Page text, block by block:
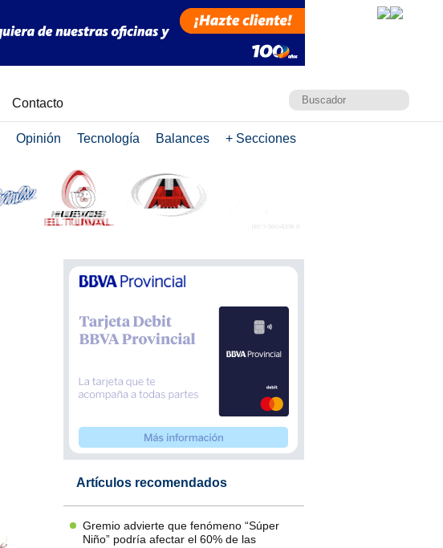
Contacto
Opinión Tecnología Balances + Secciones
Artículos recomendados
Gremio advierte que fenómeno “Súper
Niño” podría afectar el 60% de las